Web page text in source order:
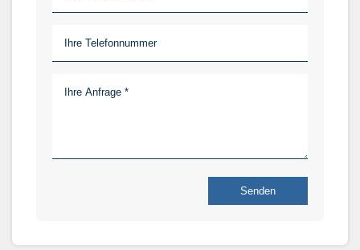
Senden